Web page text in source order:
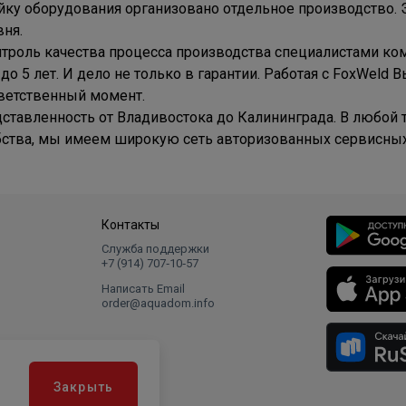
оборудования организовано отдельное производство.
качества процесса производства специалистами
5 лет. И дело не только в гарантии. Работая с
момент.
от Владивостока до Калининграда. В
мы имеем широкую сеть авторизованных
Контакты
Служба поддержки
+7 (914) 707‑10‑57
Написать Email
order@aquadom.info
Закрыть